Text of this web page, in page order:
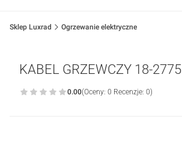
Sklep Luxrad Ogrzewanie elektryczne
KABEL GRZEWCZY 18-2775
0.00(Oceny: 0 Recenzje: 0)